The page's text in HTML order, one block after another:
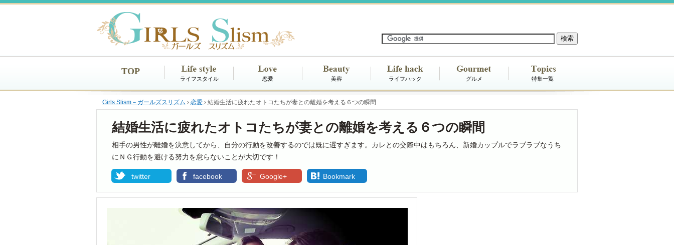
TOP
ライフスタイル 恋愛 美容 ライフハック グルメ 特集一覧
Girls Slism－ガールズスリズム › 恋愛 › 結婚生活に疲れたオトコたちが妻との離婚を考える６つの瞬間
結婚生活に疲れたオトコたちが妻との離婚を考える６つの瞬間
相手の男性が離婚を決意してから、自分の行動を改善するのでは既に遅すぎます。カレとの交際中はもちろん、新婚カップルでラブラブなうち
にＮＧ行動を避ける努力を怠らないことが大切です！
twitter facebook Google+ Bookmark